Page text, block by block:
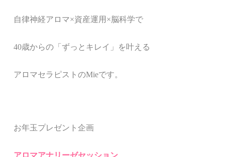
自律神経アロマ×資産運用×脳科学で
40歳からの「ずっとキレイ」を叶える
アロマセラピストのMieです。
お年玉プレゼント企画